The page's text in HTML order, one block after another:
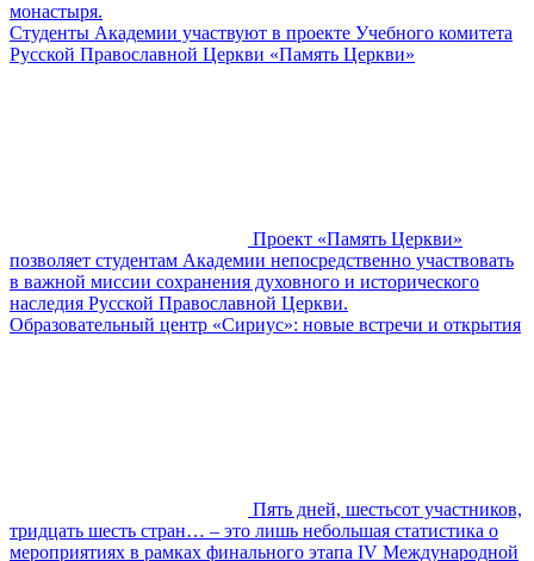
монастыря.
​​Студенты Академии участвуют в проекте Учебного комитета
Русской Православной Церкви «Память Церкви»
Проект «Память Церкви»
позволяет студентам Академии непосредственно участвовать
в важной миссии сохранения духовного и исторического
наследия Русской Православной Церкви.
Образовательный центр «Сириус»: новые встречи и открытия
Пять дней, шестьсот участников,
тридцать шесть стран… – это лишь небольшая статистика о
мероприятиях в рамках финального этапа IV Международной